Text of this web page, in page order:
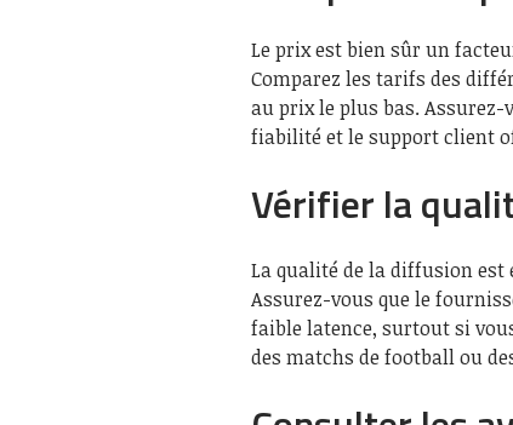
Le prix est bien sûr un
Comparez les tarifs des
au prix le plus bas.
fiabilité et le support client
Vérifier la
La qualité de la diffusion est
Assurez-vous que le
faible latence, surtout si
des matchs de football ou